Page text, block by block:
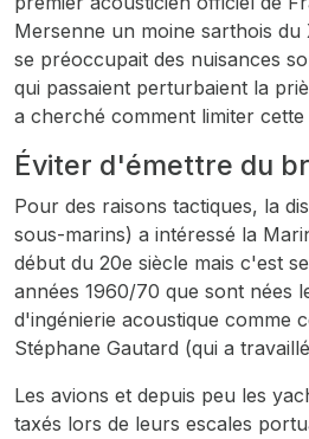
Mersenne un moine sarthois du
se préoccupait des nuisances
qui passaient perturbaient la
a cherché comment limiter cette
Éviter d'émettre du
Pour des raisons tactiques, la
sous-marins) a intéressé la
début du 20e siècle mais c'est
années 1960/70 que sont nées
d'ingénierie acoustique comme
Stéphane Gautard (qui a
Les avions et depuis peu les
taxés lors de leurs escales